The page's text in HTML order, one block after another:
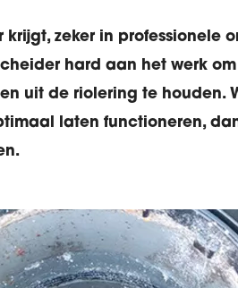
krijgt, zeker in professionele
hard aan het werk
uit de riolering te houden.
laten functioneren,